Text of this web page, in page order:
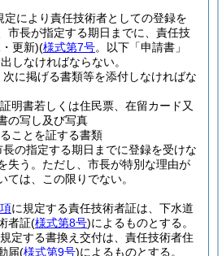
定により責任技術者としての登録を
市長が指定する期日までに、責任技
更新)(様式第7号。以下「申請書」
しなければならない。
に掲げる書類等を添付しなければな
明書若しくは住民票、在留カード又
の写し及び写真
ことを証する書類
の指定する期日までに登録を受けな
失う。 ただし、市長が特別な理由が
ては、この限りでない。
に規定する責任技術者証は、下水道
者証(様式第8号)によるものとする。
定する書換え交付は、責任技術者住
届(様式第9号)によるものとする。